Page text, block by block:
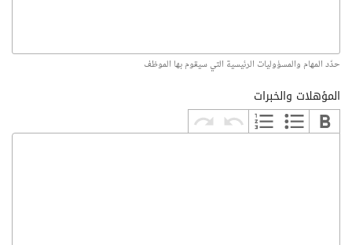
حدّد المهام والمسؤوليات الرئيسية التي سيقوم بها الموظف
المؤهلات والخبرات